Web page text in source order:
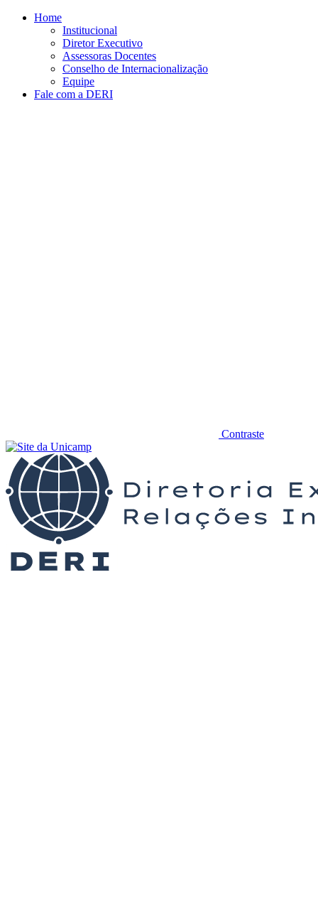
Conteúdo principal
Home
Institucional
Diretor Executivo
Assessoras Docentes
Conselho de Internacionalização
Equipe
Fale com a DERI
Contraste